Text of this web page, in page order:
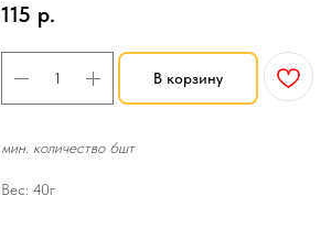
115 р.
В корзину
мин. количество 6шт
Вес: 40г